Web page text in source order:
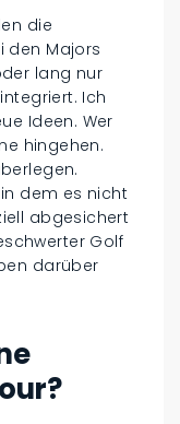
die
den Majors
lang nur
Ich
Ideen. Wer
hingehen.
dem es nicht
abgesichert
Golf
darüber